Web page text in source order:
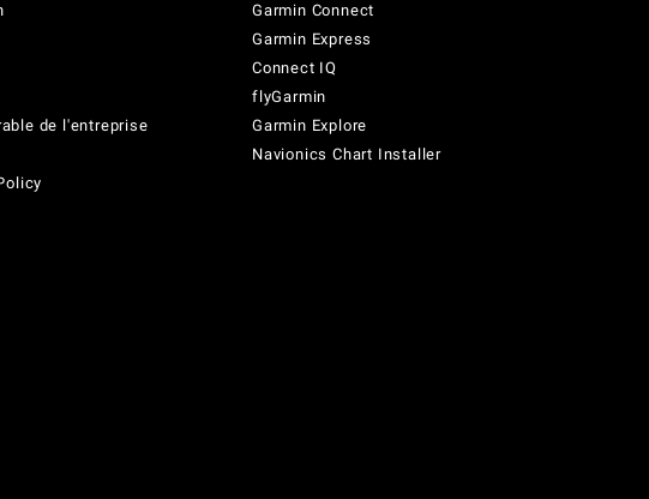
de l'entreprise
Garmin Connect
Garmin Express
Connect IQ
flyGarmin
Garmin Explore
Navionics Chart Installer